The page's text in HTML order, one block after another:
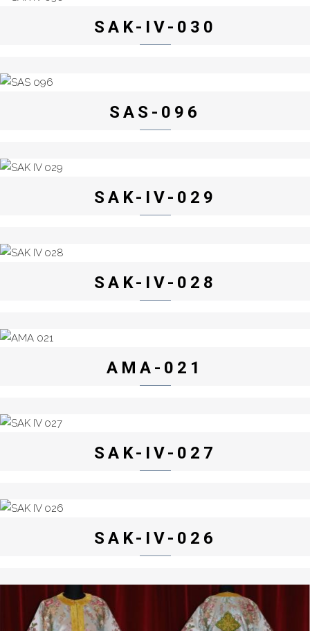
SAK-IV-030
SAS-096
SAK-IV-029
SAK-IV-028
AMA-021
SAK-IV-027
SAK-IV-026